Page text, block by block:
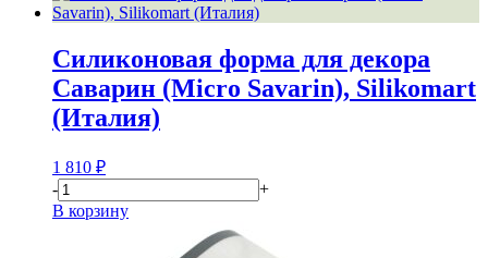
Силиконовая форма для декора
Саварин (Micro Savarin), Silikomart
(Италия)
1 810 ₽
-
+
В корзину